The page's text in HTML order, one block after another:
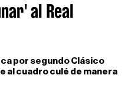
al Real
por segundo Clásico
al cuadro culé de manera